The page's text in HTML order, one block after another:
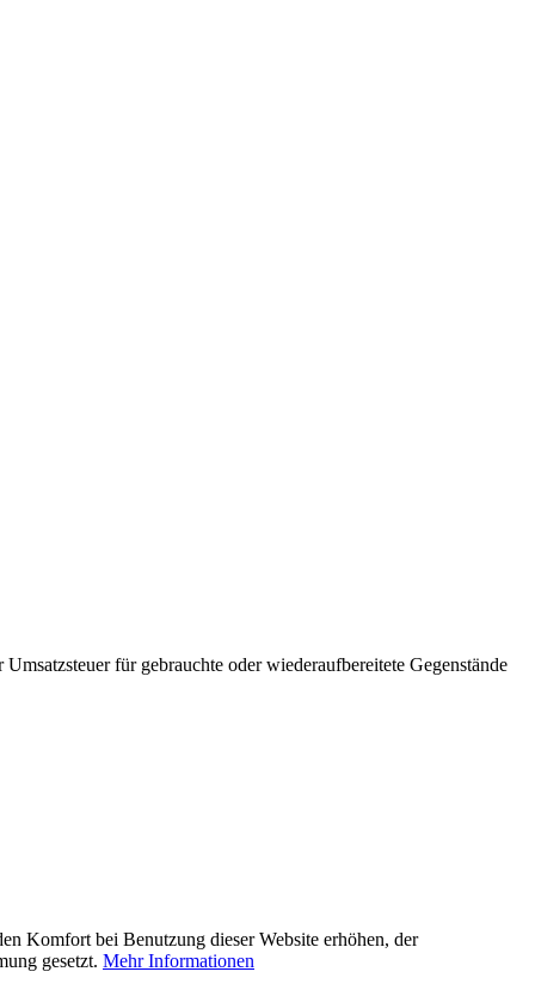
für gebrauchte oder wiederaufbereitete Gegenstände
Komfort bei Benutzung dieser Website erhöhen, der
gesetzt. Mehr Informationen